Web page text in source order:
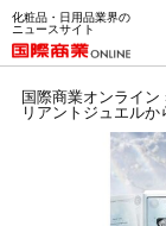
化粧品・日用品業界の
ニュースサイト
国際商業オンライン
リアントジュエル